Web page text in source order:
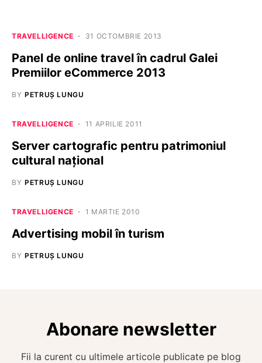
TRAVELLIGENCE 31 OCTOMBRIE 2013
Panel de online travel în cadrul Galei
Premiilor eCommerce 2013
BY PETRUȘ LUNGU
TRAVELLIGENCE 11 APRILIE 2011
Server cartografic pentru patrimoniul
cultural naţional
BY PETRUȘ LUNGU
TRAVELLIGENCE 1 MARTIE 2010
Advertising mobil în turism
BY PETRUȘ LUNGU
Abonare newsletter
Fii la curent cu ultimele articole publicate pe blog